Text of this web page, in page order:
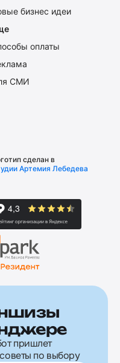
бизнес идеи
оплаты
СМИ
сделан в
Артемия Лебедева
пришлет
по выбору